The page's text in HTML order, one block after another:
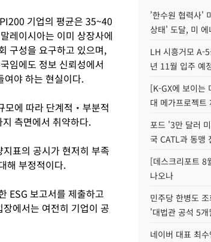
기업의 평균은 35~40
레이시아는 이미 상장사에
구성을 요구하고 있으며,
임에도 정보 신뢰성에서
여야 하는 현실이다.
모에 따라 단계적‧부분적
측면에서 취약하다.
표의 공시가 현저히 부족
해 부정적이다.
ESG 보고서를 제출하고
에서는 여전히 기업이 공
'한수원 협력사'
상태' 도달, 미 에
LH 시흥거모 A-
년 11월 입주 예
[K-GX에 보이는
대 메가프로젝트
포드 '3만 달러
국 CATL과 동맹
[데스크리포트 8
나오나
민주당 한병도
'대법관 공석 5
네이버 대표 최